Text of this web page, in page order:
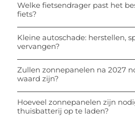
Welke fietsendrager past het
fiets?
Kleine autoschade: herstellen,
vervangen?
Zullen zonnepanelen na 2027
waard zijn?
Hoeveel zonnepanelen zijn
thuisbatterij op te laden?